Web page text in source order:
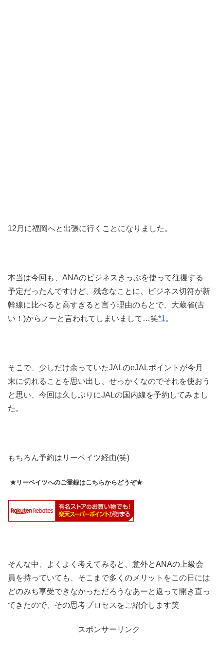
12月に福岡へと出張に行くことになりました。
本当は今回も、ANAのビジネスきっぷを使って往復する
予定だったんですけど、残念なことに、ビジネス切符が新
幹線に比べると高すぎると言う理由のもとで、大蔵省(古
い！)からノーと言われてしまいまして…笑*1。
そこで、少しだけ余っていたJALのeJALポイントが今月
末に切れることを思い出し、せっかくなのでそれを使おう
と思い、今回は久しぶりにJALの国内線を予約してみまし
た。
もちろん予約はリーベイツ経由(笑)
★リーベイツへのご登録はこちらからどうぞ★
そんな中、よくよく考えてみると、意外とANAの上級会
員を持っていても、そこまで多くのメリットをこの日には
どのみち享受できなかっただろうなあーと返って開き直っ
てきたので、その思考プロセスをご紹介します笑
スポンサーリンク